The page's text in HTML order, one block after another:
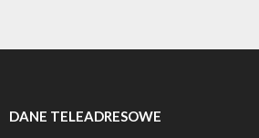
DANE TELEADRESOWE